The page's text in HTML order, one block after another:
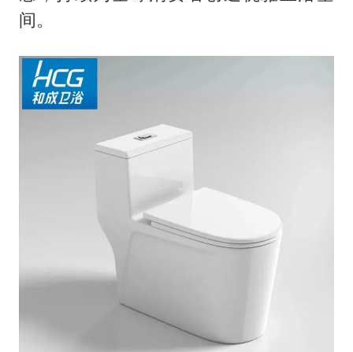
间。